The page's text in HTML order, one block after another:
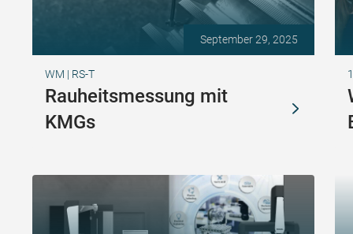
September 29, 2025
WM | RS-T
Rauheitsmessung mit
KMGs